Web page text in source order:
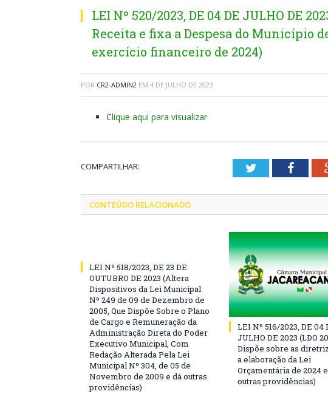
LEI Nº 520/2023, DE 04 DE JULHO DE
Receita e fixa a Despesa do Município
exercício financeiro de 2024)
POR CR2-ADMIN2 EM 4 DE JULHO DE 2023
Clique aqui para visualizar
COMPARTILHAR: Twitter
CONTEÚDO RELACIONADO
LEI Nº 518/2023, DE 23 DE
OUTUBRO DE 2023 (Altera
Dispositivos da Lei Municipal
Nº 249 de 09 de Dezembro de
2005, Que Dispõe Sobre o Plano
de Cargo e Remuneração da
Administração Direta do Poder
Executivo Municipal, Com
Redação Alterada Pela Lei
Municipal Nº 304, de 05 de
Novembro de 2009 e dá outras
providências)
LEI Nº 516/2023, DE 04
JULHO DE 2023 (LDO
Dispõe sobre as
a elaboração da Lei
Orçamentária de 2024
outras providências)